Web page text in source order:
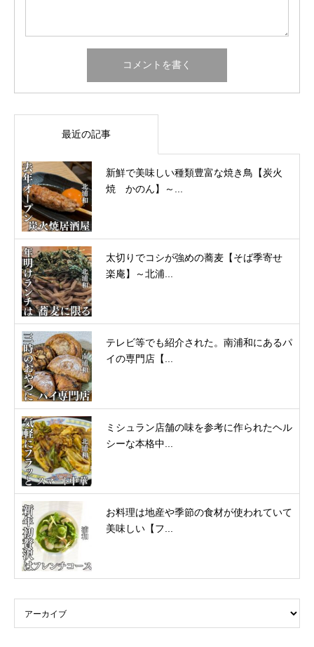
最近の記事
新鮮で美味しい種類豊富な焼き鳥【炭火
焼 かのん】～...
太切りでコシが強めの蕎麦【そば季寄せ
楽庵】～北浦...
テレビ等でも紹介された。南浦和にあるパ
イの専門店【...
ミシュラン店舗の味を参考に作られたヘル
シーな本格中...
お料理は地産や季節の食材が使われていて
美味しい【フ...